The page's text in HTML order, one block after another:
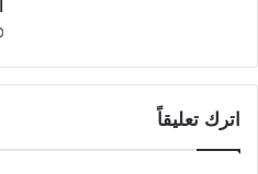
اترك تعليقاً